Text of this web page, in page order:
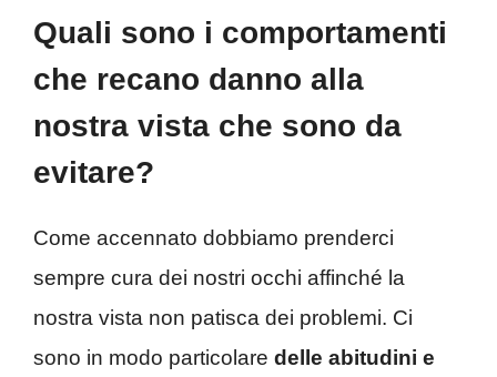
Quali sono i comportamenti
che recano danno alla
nostra vista che sono da
evitare?
Come accennato dobbiamo prenderci
sempre cura dei nostri occhi affinché la
nostra vista non patisca dei problemi. Ci
sono in modo particolare delle abitudini e